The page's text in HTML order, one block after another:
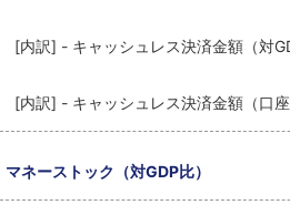
[内訳] - キャッシュレス決済金額（対
[内訳] - キャッシュレス決済金額（口座
マネーストック（対GDP比）